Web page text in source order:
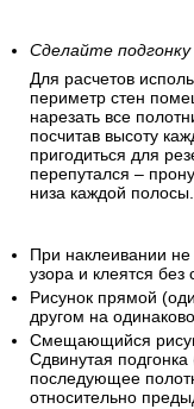
Сделайте подгонку
Для расчетов
периметр стен
нарезать все
посчитав высоту
пригодиться для
перепутался –
низа каждой полосы.
При наклеивании не
узора и клеятся
Рисунок прямой
другом на
Смещающийся
Сдвинутая подгонка
последующее
относительно